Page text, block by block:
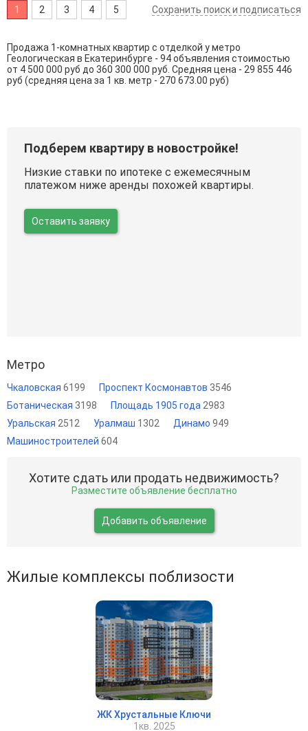
1 2 3 4 5 Сохранить поиск и подписаться
Продажа 1-комнатных квартир с отделкой у метро
Геологическая в Екатеринбурге - 94 объявления стоимостью
от 4 500 000 руб до 360 300 000 руб. Средняя цена - 29 855 446
руб (средняя цена за 1 кв. метр - 270 673.00 руб)
Подберем квартиру в новостройке!
Низкие ставки по ипотеке с ежемесячным
платежом ниже аренды похожей квартиры.
Оставить заявку
Метро
Чкаловская 6199 Проспект Космонавтов 3546
Ботаническая 3198 Площадь 1905 года 2983
Уральская 2512 Уралмаш 1302 Динамо 949
Машиностроителей 604
Хотите сдать или продать недвижимость?
Разместите объявление бесплатно
Добавить объявление
Жилые комплексы поблизости
ЖК Хрустальные Ключи
1кв. 2025